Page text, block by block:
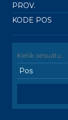
PROV.
KODE POS